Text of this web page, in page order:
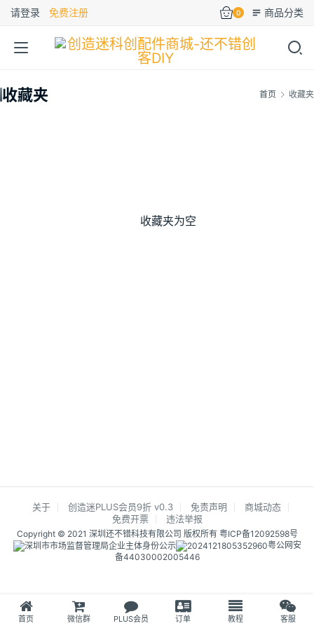
请登录 免费注册 0 商品分类
收藏夹 首页 收藏夹
收藏夹为空
关于 创造迷PLUS会员9折 v0.3 免责声明
商城动态
免费开票
违法举报
Copyright © 2021 深圳还不错科技有限公司 版权所有 粤ICP备12092598号
粤公网安
备44030002005446
首页 微信群 PLUS会员 订单 教程 客服